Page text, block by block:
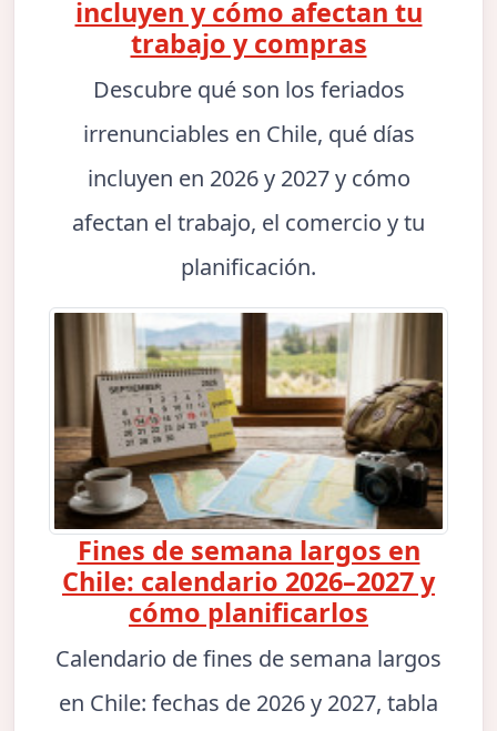
incluyen y cómo afectan tu
trabajo y compras
Descubre qué son los feriados
irrenunciables en Chile, qué días
incluyen en 2026 y 2027 y cómo
afectan el trabajo, el comercio y tu
planificación.
Fines de semana largos en
Chile: calendario 2026–2027 y
cómo planificarlos
Calendario de fines de semana largos
en Chile: fechas de 2026 y 2027, tabla